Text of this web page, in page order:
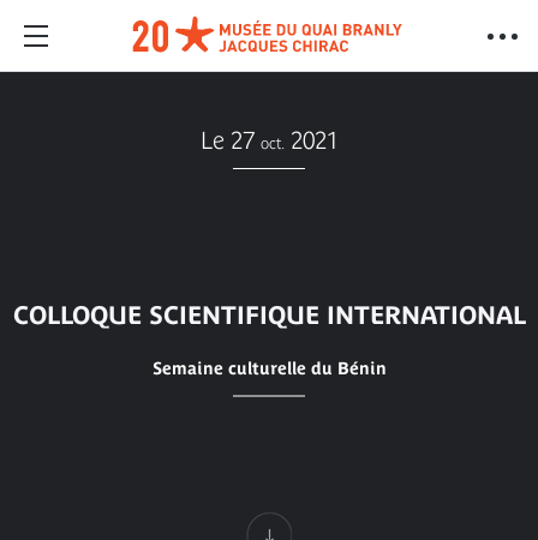
Le 27 oct. 2021
COLLOQUE SCIENTIFIQUE INTERNATIONAL
Semaine culturelle du Bénin